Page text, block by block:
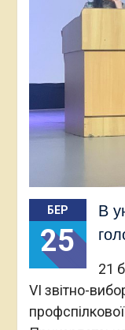
БЕР
25
В
21
VI звітно-
профспілкової